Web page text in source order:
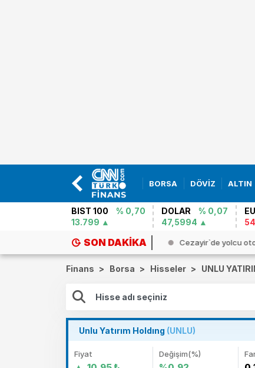
BORSA DÖVİZ ALTIN
BIST 100
% 0,70
13.799
DOLAR
% 0,07
47,5994
SON DAKIKA
araştırmacıdan yeni Gazze ... Cezayir`de yolcu
Finans > Borsa > Hisseler > UNLU
Unlu Yatırım Holdıng (UNLU)
Fiyat Değişim(%)